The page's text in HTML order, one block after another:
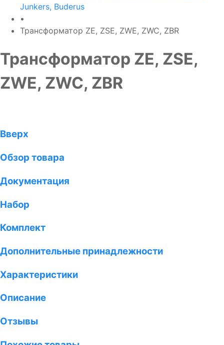
Junkers, Buderus
•
Трансформатор ZE, ZSE, ZWE, ZWC, ZBR
Трансформатор ZE, ZSE,
ZWE, ZWC, ZBR
Вверх
Обзор товара
Документация
Набор
Комплект
Дополнительные принадлежности
Характеристики
Описание
Отзывы